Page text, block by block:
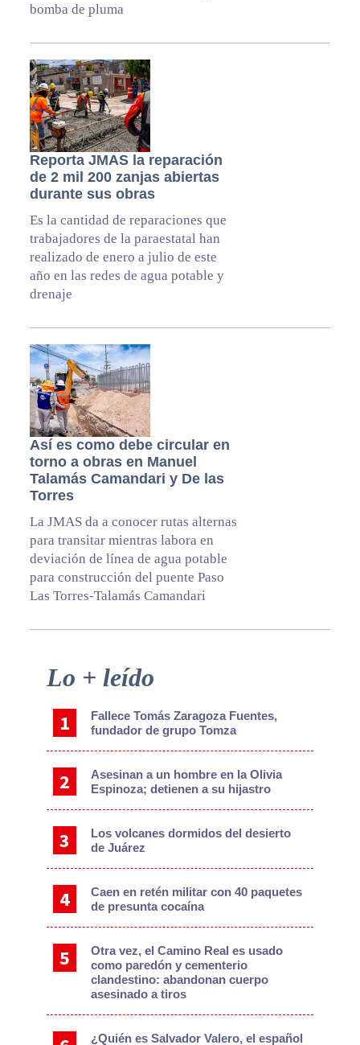
bomba de pluma
Reporta JMAS la reparación
de 2 mil 200 zanjas abiertas
durante sus obras
Es la cantidad de reparaciones que
trabajadores de la paraestatal han
realizado de enero a julio de este
año en las redes de agua potable y
drenaje
Así es como debe circular en
torno a obras en Manuel
Talamás Camandari y De las
Torres
La JMAS da a conocer rutas alternas
para transitar mientras labora en
deviación de línea de agua potable
para construcción del puente Paso
Las Torres-Talamás Camandari
Primary
Sidebar
Lo + leído
Fallece Tomás Zaragoza Fuentes,
fundador de grupo Tomza
Asesinan a un hombre en la Olivia
Espinoza; detienen a su hijastro
Los volcanes dormidos del desierto
de Juárez
Caen en retén militar con 40 paquetes
de presunta cocaína
Otra vez, el Camino Real es usado
como paredón y cementerio
clandestino: abandonan cuerpo
asesinado a tiros
¿Quién es Salvador Valero, el español